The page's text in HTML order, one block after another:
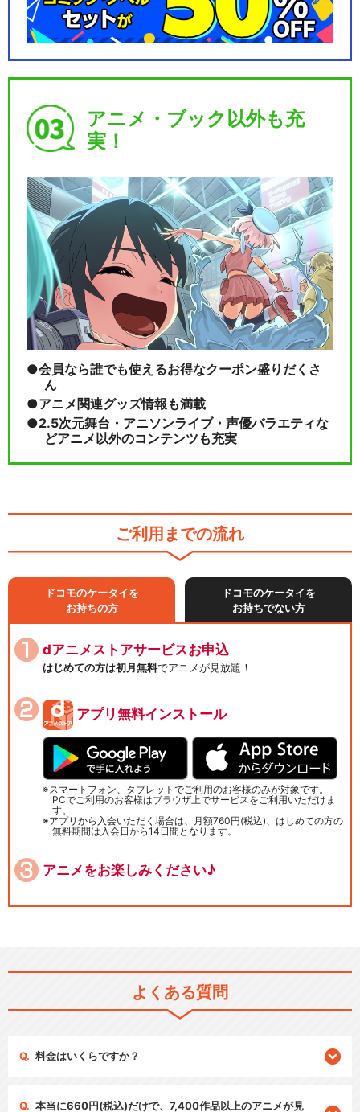
アニメ・ブック以外も充
実！
会員なら誰でも使えるお得なクーポン盛りだくさ
ん
アニメ関連グッズ情報も満載
2.5次元舞台・アニソンライブ・声優バラエティな
どアニメ以外のコンテンツも充実
ご利用までの流れ
ドコモのケータイを
お持ちの方
ドコモのケータイを
お持ちでない方
dアニメストアサービスお申込
はじめての方は初月無料でアニメが見放題！
アプリ無料インストール
スマートフォン、タブレットでご利用のお客様のみが対象です。
PCでご利用のお客様はブラウザ上でサービスをご利用いただけま
す。
アプリから入会いただく場合は、月額760円(税込)、はじめての方の
無料期間は入会日から14日間となります。
アニメをお楽しみください♪
よくある質問
料金はいくらですか？
本当に660円(税込)だけで、7,400作品以上のアニメが見